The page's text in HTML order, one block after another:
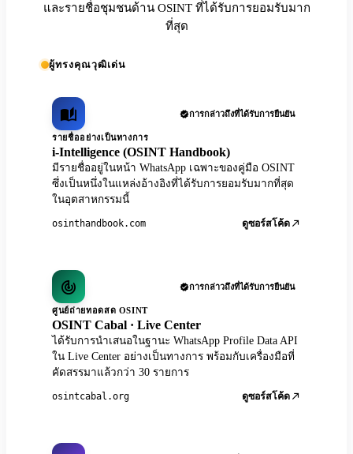
และรายชื่อชุมชนด้าน OSINT ที่ได้รับการยอมรับมาก
ที่สุด
ผู้ทรงคุณวุฒิเด่น
การกล่าวถึงที่ได้รับการยืนยัน
รายชื่ออย่างเป็นทางการ
i-Intelligence (OSINT Handbook)
มีรายชื่ออยู่ในหน้า WhatsApp เฉพาะของคู่มือ OSINT
ซึ่งเป็นหนึ่งในแหล่งอ้างอิงที่ได้รับการยอมรับมากที่สุด
ในอุตสาหกรรมนี้
osinthandbook.com ดูซอร์สโค้ด
การกล่าวถึงที่ได้รับการยืนยัน
ศูนย์ถ่ายทอดสด OSINT
OSINT Cabal · Live Center
ได้รับการนำเสนอในฐานะ WhatsApp Profile Data API
ใน Live Center อย่างเป็นทางการ พร้อมกับเครื่องมือที่
คัดสรรมาแล้วกว่า 30 รายการ
osintcabal.org ดูซอร์สโค้ด